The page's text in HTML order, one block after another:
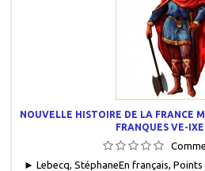
NOUVELLE HISTOIRE DE LA FRANCE
FRANQUES VE-IXE
► Lebecq, StéphaneEn français,